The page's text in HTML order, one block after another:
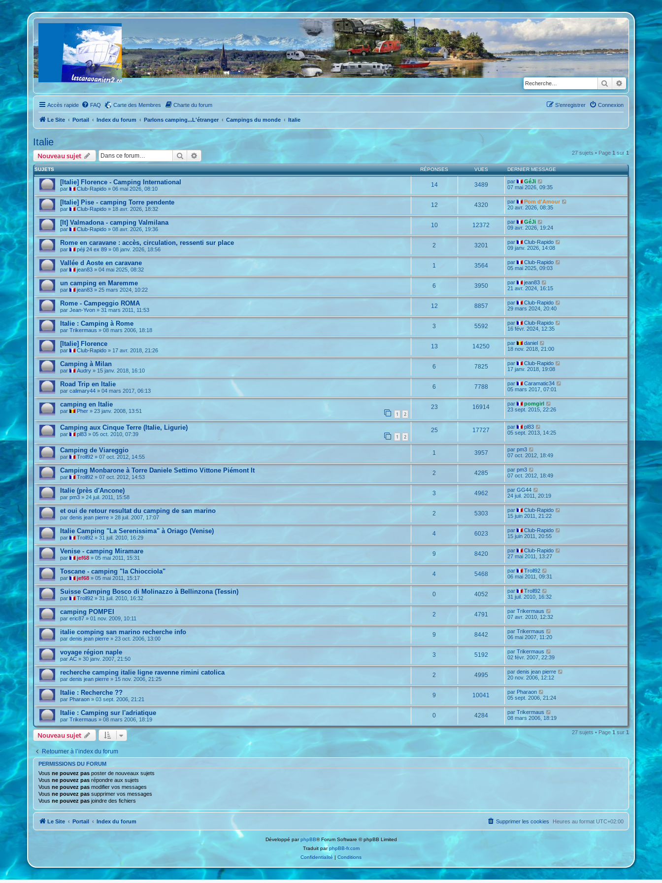
Rechercher
Accès rapide FAQ Carte des Membres Charte du forum Connexion
S’enregistrer
Le Site Portail Index du forum Parlons camping...L'étranger Campings du monde Italie
Italie
Nouveau sujet Rechercher 27 sujets • Page 1 sur1
SUJETS RÉPONSES VUES DERNIER MESSAGE
[Italie] Florence - Camping International
par Club-Rapido »06 mai 2026, 08:10
14 3489 par
GéJi
07 mai 2026, 09:35
[Italie] Pise - camping Torre pendente
par Club-Rapido » 18 avr. 2026, 18:32
12 4320 par
Pom d'Amour
20 avr. 2026, 08:35
[It] Valmadona - camping Valmilana
par Club-Rapido »08 avr. 2026, 19:36
10 12372 par
GéJi
09 avr. 2026, 19:24
Rome en caravane : accès, circulation, ressenti sur place
par péji 24 ex 89 »08 janv. 2026, 18:56
2 3201 par
Club-Rapido
09 janv. 2026, 14:08
Vallée d Aoste en caravane
par jean83 »04 mai 2025, 08:32
1 3564 par
Club-Rapido
05 mai 2025, 09:03
un camping en Maremme
par jean83 »25 mars 2024, 10:22
6 3950 par
jean83
21 avr. 2024, 16:15
Rome - Campeggio ROMA
parJean-Yvon »31 mars 2011, 11:53
12 8857 par
Club-Rapido
29 mars 2024, 20:40
Italie : Camping à Rome
parTrikermaus »08 mars 2006, 18:18
3 5592 par
Club-Rapido
16 févr. 2024, 12:35
[Italie] Florence
par Club-Rapido » 17 avr. 2018, 21:26
13 14250 par
daniel
18 nov. 2018, 21:00
Camping à Milan
par Audry » 15 janv. 2018, 16:10
6 7825 par
Club-Rapido
17 janv. 2018, 19:08
Road Trip en Italie
parcalimary44 »04 mars 2017, 06:13
6 7788 par
Caramatic34
05 mars 2017, 07:01
camping en Italie
par Pher »23 janv. 2008, 13:51 1 2
23 16914 par
pomgirl
23 sept. 2015, 22:26
Camping aux Cinque Terre (Italie, Ligurie)
par pl83 »05 oct. 2010, 07:39 1 2
25 17727 par
pl83
05 sept. 2013, 14:25
Camping de Viareggio
par Troll92 »07 oct. 2012, 14:55
1 3957 par pm3
07 oct. 2012, 18:49
Camping Monbarone à Torre Daniele Settimo Vittone Piémont It
par Troll92 »07 oct. 2012, 14:53
2 4285 par pm3
07 oct. 2012, 18:49
Italie (près d'Ancone)
parpm3 »24 juil. 2011, 15:58
3 4962 par GG44
24 juil. 2011, 20:19
et oui de retour resultat du camping de san marino
pardenis jean pierre »28 juil. 2007, 17:07
2 5303 par
Club-Rapido
15 juin 2011, 21:22
Italie Camping "La Serenissima" à Oriago (Venise)
par Troll92 »31 juil. 2010, 16:29
4 6023 par
Club-Rapido
15 juin 2011, 20:55
Venise - camping Miramare
par jef68 »05 mai 2011, 15:31
9 8420 par
Club-Rapido
27 mai 2011, 13:27
Toscane - camping "la Chiocciola"
par jef68 »05 mai 2011, 15:17
4 5468 par
Troll92
06 mai 2011, 09:31
Suisse Camping Bosco di Molinazzo à Bellinzona (Tessin)
par Troll92 »31 juil. 2010, 16:32
0 4052 par
Troll92
31 juil. 2010, 16:32
camping POMPEI
pareric87 »01 nov. 2009, 10:11
2 4791 par Trikermaus
07 avr. 2010, 12:32
italie comping san marino recherche info
pardenis jean pierre »23 oct. 2006, 13:00
9 8442 par Trikermaus
06 mai 2007, 11:20
voyage région naple
parAC »30 janv. 2007, 21:50
3 5192 par Trikermaus
02 févr. 2007, 22:39
recherche camping italie ligne ravenne rimini catolica
pardenis jean pierre » 15 nov. 2006, 21:25
2 4995 par denis jean pierre
20 nov. 2006, 12:12
Italie : Recherche ??
par Pharaon »03 sept. 2006, 21:21
9 10041 par Pharaon
05 sept. 2006, 21:24
Italie : Camping sur l'adriatique
parTrikermaus »08 mars 2006, 18:19
0 4284 par Trikermaus
08 mars 2006, 18:19
Nouveau sujet 27 sujets • Page 1 sur 1
Retourner à l’index du forum
PERMISSIONS DU FORUM
Vousne pouvez pas poster de nouveaux sujets
Vousne pouvez pas répondre aux sujets
Vousne pouvez pas modifier vos messages
Vousne pouvez pas supprimer vos messages
Vousne pouvez pas joindre des fichiers
Le Site Portail Index du forum Heures au format UTC+02:00
Supprimer les cookies
Développé parphpBB® Forum Software © phpBB Limited
Traduit parphpBB-fr.com
Confidentialité | Conditions